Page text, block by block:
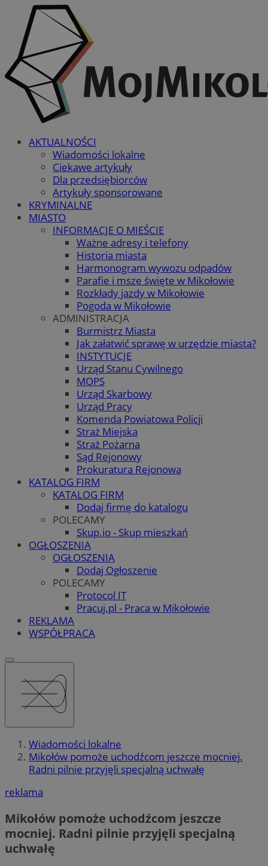
AKTUALNOŚCI
Wiadomości lokalne
Ciekawe artykuły
Dla przedsiębiorców
Artykuły sponsorowane
KRYMINALNE
MIASTO
INFORMACJE O MIEŚCIE
Ważne adresy i telefony
Historia miasta
Harmonogram wywozu odpadów
Parafie i msze święte w Mikołowie
Rozkłady jazdy w Mikołowie
Pogoda w Mikołowie
ADMINISTRACJA
Burmistrz Miasta
Jak załatwić sprawę w urzędzie miasta?
INSTYTUCJE
Urząd Stanu Cywilnego
MOPS
Urząd Skarbowy
Urząd Pracy
Komenda Powiatowa Policji
Straż Miejska
Straż Pożarna
Sąd Rejonowy
Prokuratura Rejonowa
KATALOG FIRM
KATALOG FIRM
Dodaj firmę do katalogu
POLECAMY
Skup.io - Skup mieszkań
OGŁOSZENIA
OGŁOSZENIA
Dodaj Ogłoszenie
POLECAMY
Protocol IT
Pracuj.pl - Praca w Mikołowie
REKLAMA
WSPÓŁPRACA
Wiadomości lokalne
Mikołów pomoże uchodźcom jeszcze mocniej.
Radni pilnie przyjęli specjalną uchwałę
reklama
Mikołów pomoże uchodźcom jeszcze
mocniej. Radni pilnie przyjęli specjalną
uchwałę